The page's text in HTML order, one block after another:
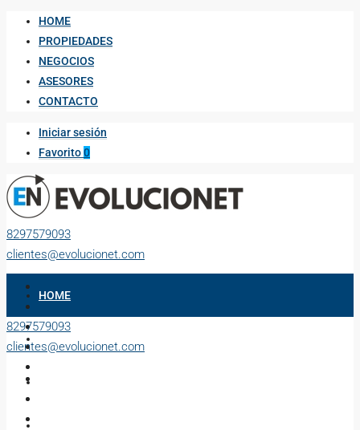
HOME
PROPIEDADES
NEGOCIOS
ASESORES
CONTACTO
Iniciar sesión
Favorito0
8297579093
clientes@evolucionet.com
HOME
PROPIEDADES
8297579093
clientes@evolucionet.com